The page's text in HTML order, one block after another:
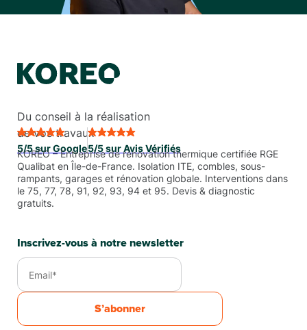
Du conseil à la réalisation
de vos travaux
5/5 sur Google5/5 sur Avis Vérifiés
KORÉO – Entreprise de rénovation thermique certifiée RGE
Qualibat en Île-de-France. Isolation ITE, combles, sous-
rampants, garages et rénovation globale. Interventions dans
le 75, 77, 78, 91, 92, 93, 94 et 95. Devis & diagnostic
gratuits.
Inscrivez-vous à notre newsletter
S’abonner